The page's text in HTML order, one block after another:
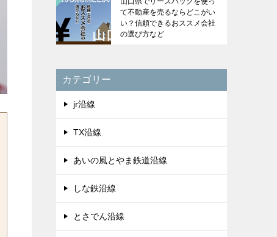
て不動産を売るならどこがい
い？信頼できるおススメ会社
の選び方など
カテゴリー
jr沿線
TX沿線
あいの風とやま鉄道沿線
しな鉄沿線
とさでん沿線